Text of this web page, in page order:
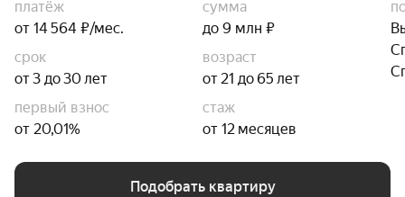
платёж
от 14 564 ₽/мес.
сумма
до 9 млн ₽
срок
от 3 до 30 лет
возраст
от 21 до 65 лет
первый взнос
от 20,01%
стаж
от 12 месяцев
Подобрать квартиру